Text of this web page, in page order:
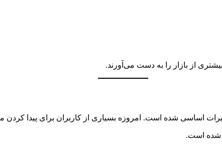
از بازار را به دست می‌آورند.
اساسی شده است. امروزه بسیاری از کاربران برای پیدا کردن
شده است.